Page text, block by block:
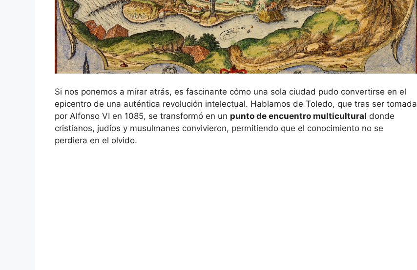
Si nos ponemos a mirar atrás, es fascinante cómo una sola ciudad pudo convertirse en el
epicentro de una auténtica revolución intelectual. Hablamos de Toledo, que tras ser tomada
por Alfonso VI en 1085, se transformó en un punto de encuentro multicultural donde
cristianos, judíos y musulmanes convivieron, permitiendo que el conocimiento no se
perdiera en el olvido.